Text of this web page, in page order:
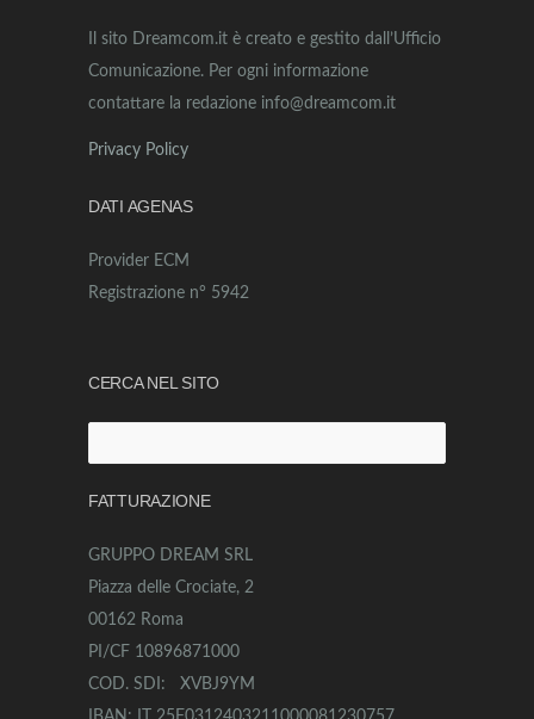
Il sito Dreamcom.it è creato e gestito dall’Ufficio
Comunicazione. Per ogni informazione
contattare la redazione info@dreamcom.it
Privacy Policy
DATI AGENAS
Provider ECM
Registrazione n° 5942
CERCA NEL SITO
per:
FATTURAZIONE
GRUPPO DREAM SRL
Piazza delle Crociate, 2
00162 Roma
PI/CF 10896871000
COD. SDI: XVBJ9YM